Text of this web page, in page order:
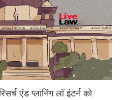
एंड प्लानिंग लॉ इंटर्न को